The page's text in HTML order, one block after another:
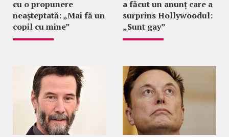
cu o propunere
neașteptată: „Mai fă un
copil cu mine”
a făcut un anunț care a
surprins Hollywoodul:
„Sunt gay”